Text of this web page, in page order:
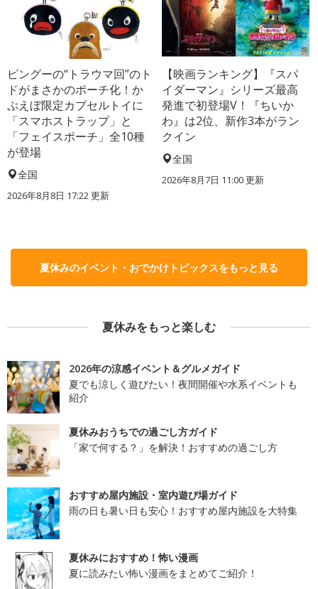
ピングーの“トラウマ回”のト
ドがまさかのポーチ化！か
ぷえぼ限定カプセルトイに
「スマホストラップ」と
「フェイスポーチ」全10種
が登場
全国
2026年8月8日 17:22更新
【映画ランキング】『スパ
イダーマン』シリーズ最高
発進で初登場V！『ちいか
わ』は2位、新作3本がラン
クイン
全国
2026年8月7日 11:00更新
夏休みのイベント・おでかけトピックスをもっと見る
夏休みをもっと楽しむ
2026年の涼感イベント＆グルメガイド
夏でも涼しく遊びたい！夜間開催や水系イベントも
紹介
夏休みおうちでの過ごし方ガイド
「家で何する？」を解決！おすすめの過ごし方
おすすめ屋内施設・室内遊び場ガイド
雨の日も暑い日も安心！おすすめ屋内施設を大特集
夏休みにおすすめ！怖い漫画
夏に読みたい怖い漫画をまとめてご紹介！